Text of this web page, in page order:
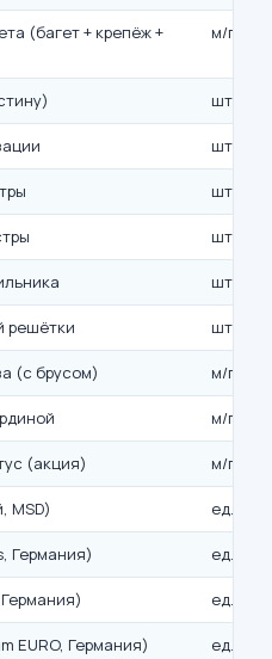
(багет + крепёж +
м/п
шт.
шт.
шт.
шт.
шт.
решётки шт.
(с брусом) м/п
м/п
(акция) м/п
MSD) ед.
Германия) ед.
ед.
EURO, Германия) ед.